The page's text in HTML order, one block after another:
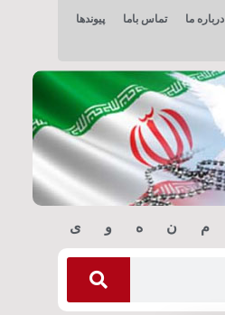
درباره ما تماس باما پیوندها
م ن ه و ی